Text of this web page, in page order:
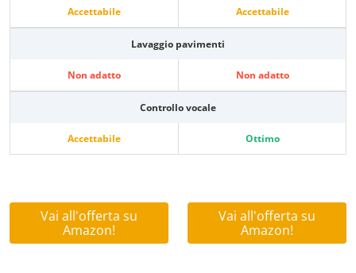
Accettabile Accettabile
Lavaggio pavimenti
Non adatto Non adatto
Controllo vocale
Accettabile Ottimo
Vai all'offerta su
Amazon!
Vai all'offerta su
Amazon!